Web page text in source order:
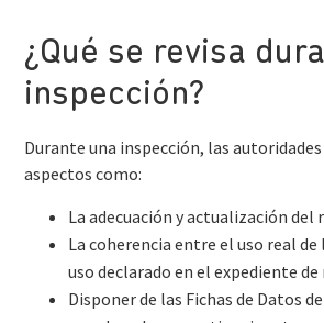
¿Qué se revisa
inspección?
Durante una inspección, las
aspectos como:
La adecuación y actualización del
La coherencia entre el uso real de
uso declarado en el expediente
Disponer de las Fichas de Datos